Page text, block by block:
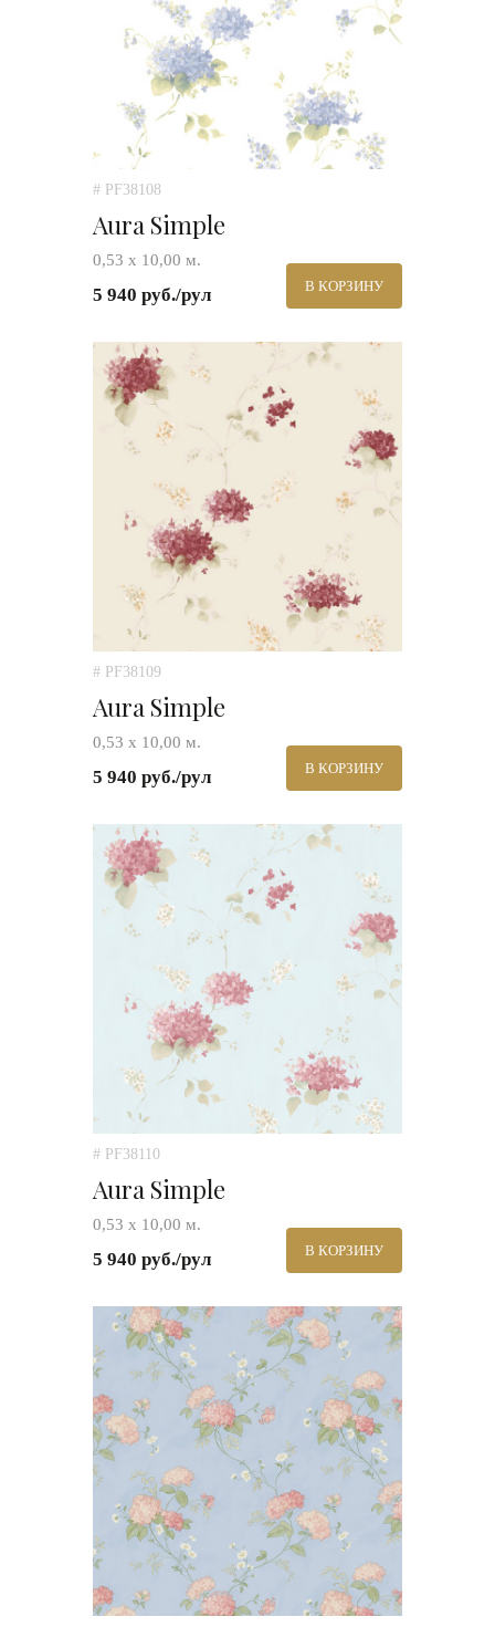
# PF38108
Aura Simple
0,53 х 10,00 м.
5 940 руб./рул В КОРЗИНУ
# PF38109
Aura Simple
0,53 х 10,00 м.
5 940 руб./рул В КОРЗИНУ
# PF38110
Aura Simple
0,53 х 10,00 м.
5 940 руб./рул В КОРЗИНУ